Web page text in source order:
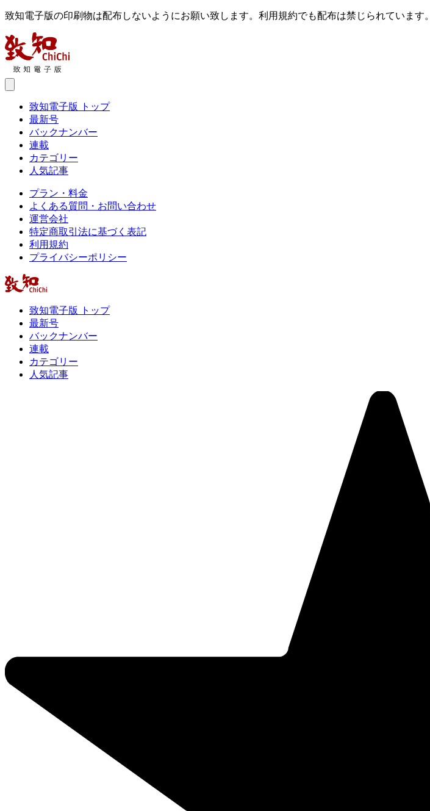
致知電子版の印刷物は配布しないようにお願い致します。利用規約でも配布は禁じられています。
致知電子版 トップ
最新号
バックナンバー
連載
カテゴリー
人気記事
プラン・料金
よくある質問・お問い合わせ
運営会社
特定商取引法に基づく表記
利用規約
プライバシーポリシー
致知電子版 トップ
最新号
バックナンバー
連載
カテゴリー
人気記事